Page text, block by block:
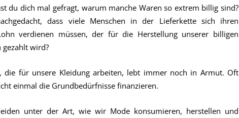
du dich mal gefragt, warum manche Waren so extrem billig sind?
dass viele Menschen in der Lieferkette sich ihren
verdienen müssen, der für die Herstellung unserer billigen
gezahlt wird?
die für unsere Kleidung arbeiten, lebt immer noch in Armut. Oft
einmal die Grundbedürfnisse finanzieren.
unter der Art, wie wir Mode konsumieren, herstellen und